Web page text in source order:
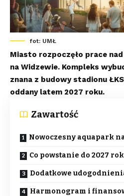
fot: UMŁ
Miasto rozpoczęło prace
na Widzewie. Kompleks
znana z budowy stadionu
oddany latem 2027 roku.
Zawartość
Nowoczesny aquapark
Co powstanie do 2027
Dodatkowe
Harmonogram i